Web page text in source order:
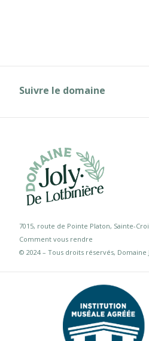
Suivre le domaine
7015, route de Pointe Platon, Sainte-
Comment vous rendre
© 2024 – Tous droits réservés, Domaine